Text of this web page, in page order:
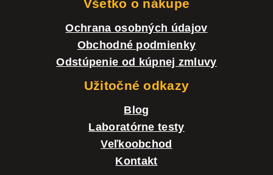
Všetko o nákupe
Ochrana osobných údajov
Obchodné podmienky
Odstúpenie od kúpnej zmluvy
Užitočné odkazy
Blog
Laboratórne testy
Veľkoobchod
Kontakt